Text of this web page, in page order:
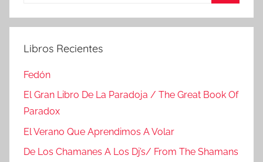
Libros Recientes
Fedón
El Gran Libro De La Paradoja / The Great Book Of
Paradox
El Verano Que Aprendimos A Volar
De Los Chamanes A Los Dj’s/ From The Shamans